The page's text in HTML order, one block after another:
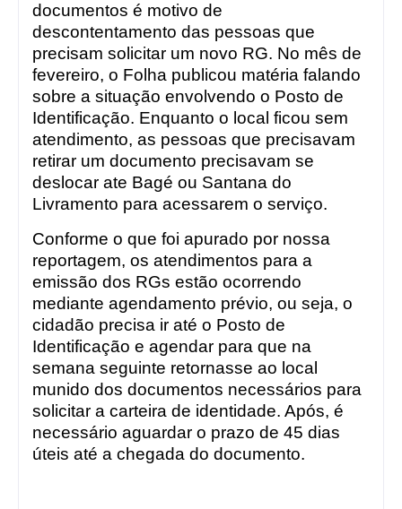
documentos é motivo de
descontentamento das pessoas que
precisam solicitar um novo RG. No mês de
fevereiro, o Folha publicou matéria falando
sobre a situação envolvendo o Posto de
Identificação. Enquanto o local ficou sem
atendimento, as pessoas que precisavam
retirar um documento precisavam se
deslocar ate Bagé ou Santana do
Livramento para acessarem o serviço.
Conforme o que foi apurado por nossa
reportagem, os atendimentos para a
emissão dos RGs estão ocorrendo
mediante agendamento prévio, ou seja, o
cidadão precisa ir até o Posto de
Identificação e agendar para que na
semana seguinte retornasse ao local
munido dos documentos necessários para
solicitar a carteira de identidade. Após, é
necessário aguardar o prazo de 45 dias
úteis até a chegada do documento.